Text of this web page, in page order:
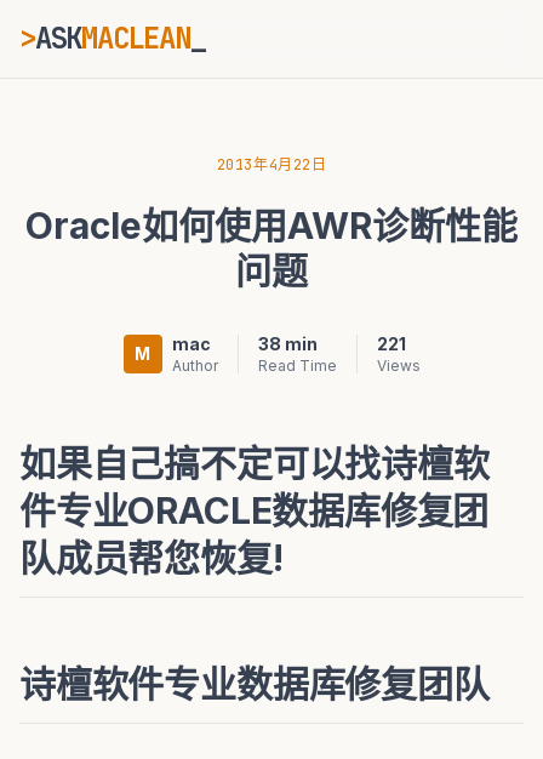
>ASKMACLEAN_
⌘K Ctrl+K
2013年4月22日
Oracle如何使用AWR诊断性能
问题
M mac
Author
38 min
Read Time
221
Views
如果自己搞不定可以找诗檀软
件专业ORACLE数据库修复团
队成员帮您恢复!
诗檀软件专业数据库修复团队